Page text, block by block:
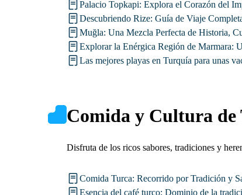
Palacio Topkapi: Explora el Corazón del
Descubriendo Rize: Guía de Viaje
Muğla: Una Mezcla Perfecta de Historia,
Explorar la Enérgica Región de Marmara:
Las mejores playas en Turquía para unas
Comida y Cultura de
Disfruta de los ricos sabores, tradiciones y
Comida Turca: Recorrido por Tradición y
Esencia del café turco: Dominio de la